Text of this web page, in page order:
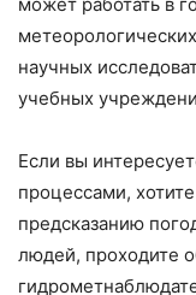
научных
учебных
Если вы
процессами,
предсказанию
людей, проходите